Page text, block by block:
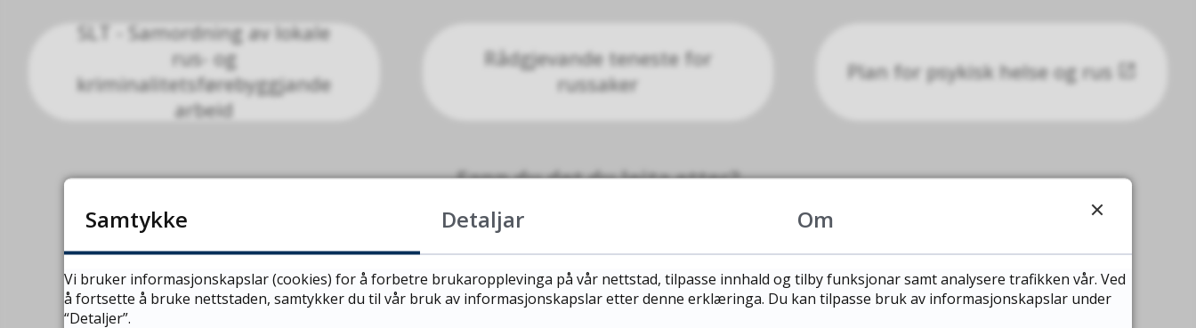
SLT - Samordning av lokale
rus- og
kriminalitetsførebyggjande
arbeid
Rådgjevande teneste for
russaker
Plan for psykisk helse og rus
Fann du det du leita etter?
JA NEI
Samtykke Detaljar Om
Vi bruker informasjonskapslar (cookies) for å forbetre brukaropplevinga på vår nettstad, tilpasse innhald og tilby funksjonar samt analysere trafikken vår. Ved
å fortsette å bruke nettstaden, samtykker du til vår bruk av informasjonskapslar etter denne erklæringa. Du kan tilpasse bruk av informasjonskapslar under
“Detaljer”.